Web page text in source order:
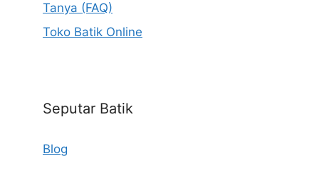
Tanya (FAQ)
Toko Batik Online
Seputar Batik
Blog